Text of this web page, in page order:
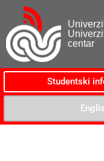
centar
Studentski